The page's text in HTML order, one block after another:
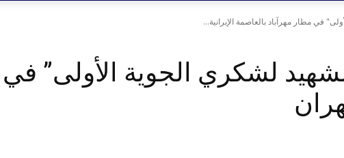
في مطار مهرآباد بالعاصمة الإيرانية...
لشكري الجوية الأولى” في